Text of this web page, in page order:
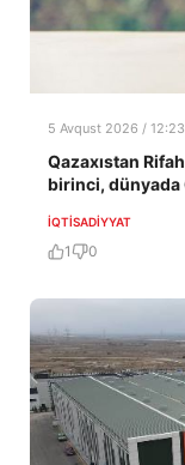
5 Avqust 2026 / 12:23
Qazaxıstan
birinci, dünyada
İQTISADIYYAT
1 0